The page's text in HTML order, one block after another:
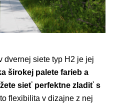
dvernej siete typ H2 je jej
širokej palete farieb a
sieť perfektne zladiť s
flexibilita v dizajne z nej